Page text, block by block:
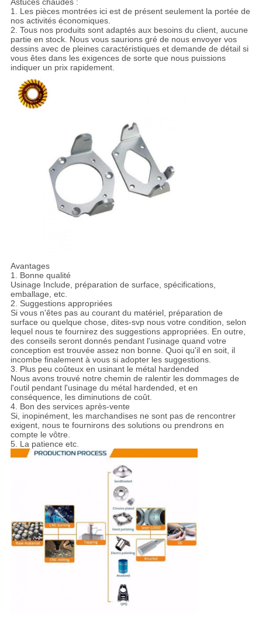
Astuces chaudes :
1. Les pièces montrées ici est de présent seulement la portée de
nos activités économiques.
2. Tous nos produits sont adaptés aux besoins du client, aucune
partie en stock. Nous vous saurions gré de nous envoyer vos
dessins avec de pleines caractéristiques et demande de détail si
vous êtes dans les exigences de sorte que nous puissions
indiquer un prix rapidement.
Avantages
1. Bonne qualité
Usinage Include, préparation de surface, spécifications,
emballage, etc.
2. Suggestions appropriées
Si vous n'êtes pas au courant du matériel, préparation de
surface ou quelque chose, dites-svp nous votre condition, selon
lequel nous te fournirez des suggestions appropriées. En outre,
des conseils seront donnés pendant l'usinage quand votre
conception est trouvée assez non bonne. Quoi qu'il en soit, il
incombe finalement à vous si adopter les suggestions.
3. Plus peu coûteux en usinant le métal hardended
Nous avons trouvé notre chemin de ralentir les dommages de
l'outil pendant l'usinage du métal hardended, et en
conséquence, les diminutions de coût.
4. Bon des services après-vente
Si, inopinément, les marchandises ne sont pas de rencontrer
exigent, nous te fournirons des solutions ou prendrons en
compte le vôtre.
5. La patience etc.